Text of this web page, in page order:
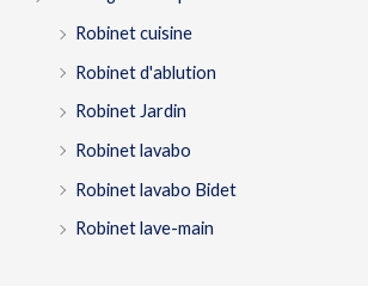
Robinet cuisine
Robinet d'ablution
Robinet Jardin
Robinet lavabo
Robinet lavabo Bidet
Robinet lave-main